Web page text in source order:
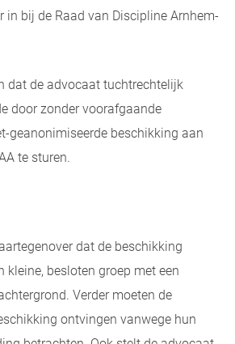
in bij de Raad van Discipline Arnhem-
dat de advocaat tuchtrechtelijk
door zonder voorafgaande
geanonimiseerde beschikking aan
te sturen.
dat de beschikking
kleine, besloten groep met een
Verder moeten de
ontvingen vanwege hun